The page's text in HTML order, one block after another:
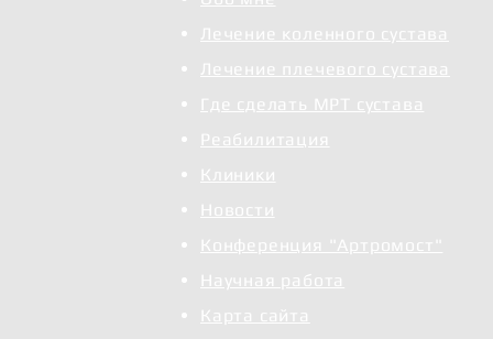
Лечение коленного сустава
Лечение плечевого сустава
Где сделать МРТ сустава
Реабилитация
Клиники
Новости
Конференция "Артромост"
Научная работа
Карта сайта